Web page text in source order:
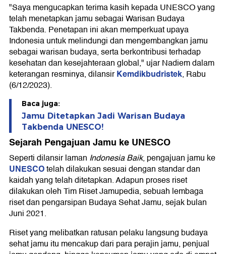
"Saya mengucapkan terima kasih kepada UNESCO yang
telah menetapkan jamu sebagai Warisan Budaya
Takbenda. Penetapan ini akan memperkuat upaya
Indonesia untuk melindungi dan mengembangkan jamu
sebagai warisan budaya, serta berkontribusi terhadap
kesehatan dan kesejahteraan global," ujar Nadiem dalam
keterangan resminya, dilansirKemdikbudristek, Rabu
(6/12/2023).
Baca juga:
Jamu Ditetapkan Jadi Warisan Budaya
Takbenda UNESCO!
Sejarah Pengajuan Jamu ke UNESCO
Seperti dilansir laman Indonesia Baik, pengajuan jamu ke
UNESCOtelah dilakukan sesuai dengan standar dan
kaidah yang telah ditetapkan. Adapun proses riset
dilakukan oleh Tim Riset Jamupedia, sebuah lembaga
riset dan pengarsipan Budaya Sehat Jamu, sejak bulan
Juni 2021.
Riset yang melibatkan ratusan pelaku langsung budaya
sehat jamu itu mencakup dari para perajin jamu, penjual